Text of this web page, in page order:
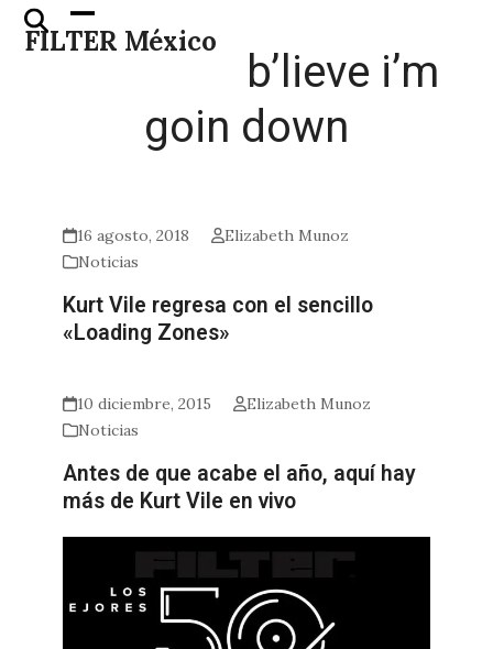
Skip
FILTER México
Open
mobile
Close
mobile
b’lieve i’m
goin down
16 agosto, 2018
Elizabeth Munoz
Noticias
Kurt Vile regresa con el sencillo
«Loading Zones»
10 diciembre, 2015
Elizabeth Munoz
Noticias
Antes de que acabe el año, aquí hay
más de Kurt Vile en vivo